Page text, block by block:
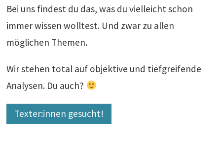
Bei uns findest du das, was du vielleicht schon
immer wissen wolltest. Und zwar zu allen
möglichen Themen.
Wir stehen total auf objektive und tiefgreifende
Analysen. Du auch?
Texter:innen gesucht!